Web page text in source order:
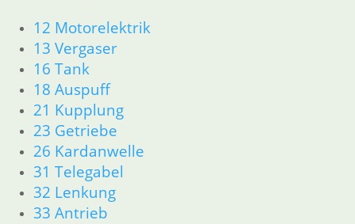
12 Motorelektrik
13 Vergaser
16 Tank
18 Auspuff
21 Kupplung
23 Getriebe
26 Kardanwelle
31 Telegabel
32 Lenkung
33 Antrieb
31 Telegabel
32 Lenkung
33 Antrieb
34 Bremsen
36 Räder
46 Rahmen & Verkleidung
51 Spiegel & Schlösser
52 Sitzbank
61 Fahrzeugelektrik
62 Instrumente
R45 & R65LS